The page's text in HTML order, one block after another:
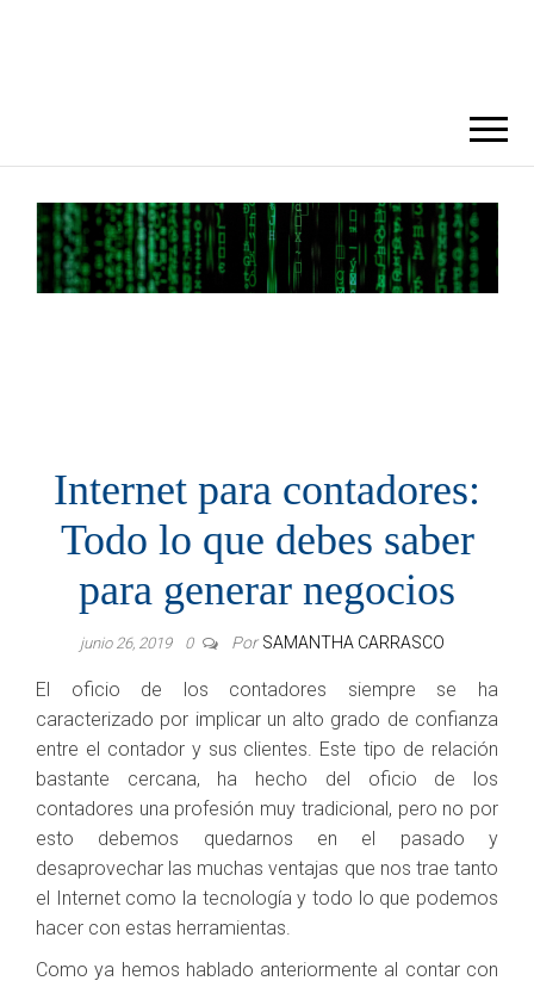
Internet para contadores:
Todo lo que debes saber
para generar negocios
junio 26, 2019 0 Por SAMANTHA CARRASCO
El oficio de los contadores siempre se ha
caracterizado por implicar un alto grado de confianza
entre el contador y sus clientes. Este tipo de relación
bastante cercana, ha hecho del oficio de los
contadores una profesión muy tradicional, pero no por
esto debemos quedarnos en el pasado y
desaprovechar las muchas ventajas que nos trae tanto
el Internet como la tecnología y todo lo que podemos
hacer con estas herramientas.
Como ya hemos hablado anteriormente al contar con